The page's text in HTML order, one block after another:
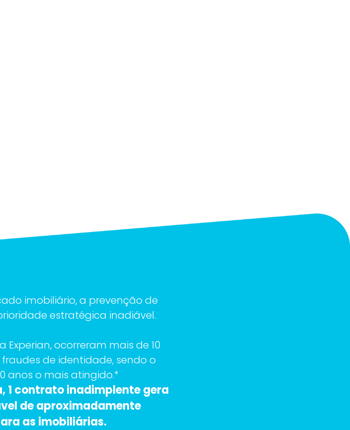
imobiliário, a prevenção de
estratégica inadiável.
Experian, ocorreram mais de 10
de identidade, sendo o
anos o mais atingido.*
1 contrato inadimplente gera
de aproximadamente
as imobiliárias.